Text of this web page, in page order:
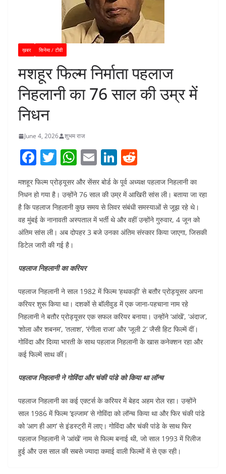
ख़बर सिनेमा / टीवी
मशहूर फिल्म निर्माता पहलाज
निहलानी का 76 साल की उम्र में
निधन
June 4, 2026 शुभम राज
F
a
c
e
b
o
o
k
T
w
itt
er
W
h
at
s
A
p
E
m
ai
l
Li
n
k
e
dI
n
d
di
t
मशहूर फिल्म प्रोड्यूसर और सेंसर बोर्ड के पूर्व अध्यक्ष पहलाज निहलानी का
निधन हो गया है। उन्होंने 76 साल की उम्र में आखिरी सांस ली। बताया जा रहा
है कि पहलाज निहलानी कुछ समय से लिवर संबंधी समस्याओं से जूझ रहे थे।
वह मुंबई के नानावती अस्पताल में भर्ती थे और वहीं उन्होंने गुरुवार, 4 जून को
अंतिम सांस ली। अब दोपहर 3 बजे उनका अंतिम संस्कार किया जाएगा, जिसकी
डिटेल जारी की गई है।
पहलाज निहलानी का करियर
पहलाज निहलानी ने साल 1982 में फिल्म ‘हथकड़ी’ से बतौर प्रोड्यूसर अपना
करियर शुरू किया था। दशकों से बॉलीवुड में एक जाना-पहचाना नाम रहे
निहलानी ने बतौर प्रोड्यूसर एक सफल करियर बनाया। उन्होंने ‘आंखें’, ‘अंदाज’,
‘शोला और शबनम’, ‘तलाश’, ‘रंगीला राजा’ और ‘जूली 2’ जैसी हिट फिल्में दीं।
गोविंदा और दिव्या भारती के साथ पहलाज निहलानी के खास कनेक्शन रहा और
कई फिल्में साथ कीं।
पहलाज निहलानी ने गोविंदा और चंकी पांडे को किया था लॉन्च
पहलाज निहलानी का कई एक्टर्स के करियर में बेहद अहम रोल रहा। उन्होंने
साल 1986 में फिल्म ‘इल्जाम’ से गोविंदा को लॉन्च किया था और फिर चंकी पांडे
को ‘आग ही आग’ से इंडस्ट्री में लाए। गोविंदा और चंकी पांडे के साथ फिर
पहलाज निहलानी ने ‘आंखें’ नाम से फिल्म बनाई थी, जो साल 1993 में रिलीज
हुई और उस साल की सबसे ज्यादा कमाई वाली फिल्मों में से एक रही।